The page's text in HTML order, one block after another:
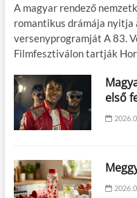
A magyar rendező
romantikus drámája
versenyprogramját A 83.
Filmfesztiválon tartják
első